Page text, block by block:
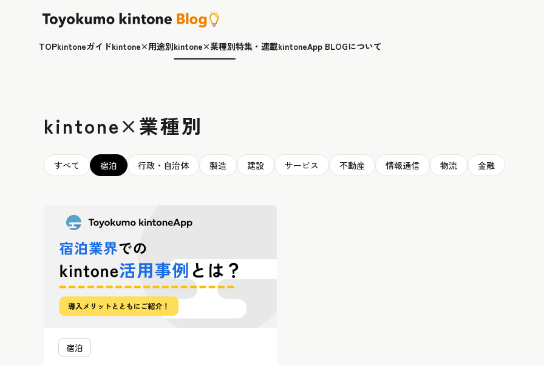
TOPkintoneガイドkintone×用途別kintone×業種別特集・連載kintoneApp BLOGについて
kintone×業種別
すべて 宿泊 行政・自治体 製造 建設 サービス 不動産 情報通信 物流 金融
宿泊